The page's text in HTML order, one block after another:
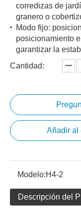
corredizas de
granero o
Modo fijo:
posicionamiento
garantizar la
Cantidad:
Añadir al
Modelo:H4-2
Descripción del